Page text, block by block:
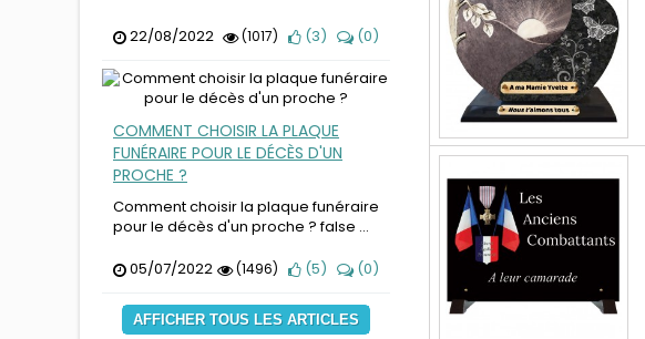
22/08/2022
(1017) (3) (0)
COMMENT CHOISIR LA PLAQUE
FUNÉRAIRE POUR LE DÉCÈS D'UN
PROCHE ?
Comment choisir la plaque funéraire
pour le décès d'un proche ? false ...
05/07/2022
(1496) (5) (0)
AFFICHER TOUS LES ARTICLES